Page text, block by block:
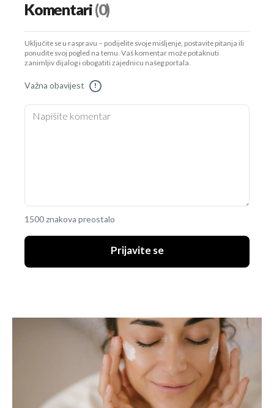
Komentari(0)
Uključite se u raspravu – podijelite svoje mišljenje, postavite pitanja ili
ponudite svoj pogled na temu. Vaš komentar može potaknuti
zanimljiv dijalog i obogatiti zajednicu našeg portala.
Važna obavijest !
1500 znakova preostalo
Prijavite se